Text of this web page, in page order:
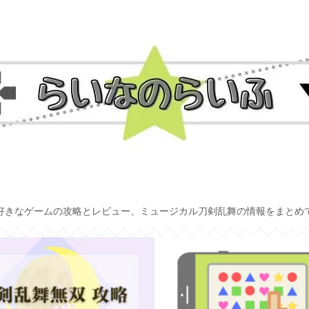
きなゲームの攻略とレビュー、ミュージカル刀剣乱舞の情報をまとめ